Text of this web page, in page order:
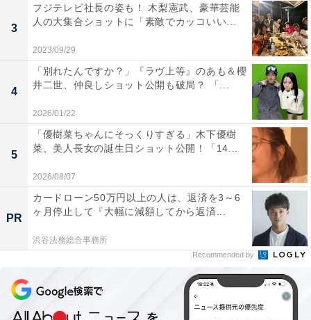
3
フジテレビ社長の姿も！ 木梨憲武、豪華芸能
人の大集合ショットに「素敵でカッコいい...
2023/09/29
4
「別れたんですか？」『ラヴ上等』のあも＆櫻
井二世、仲良しショット公開も破局？ 「...
2026/01/22
5
「優樹菜ちゃんにそっくりすぎる」木下優樹
菜、美人長女の誕生日ショット公開！「14...
2026/08/07
PR
カードローン50万円以上の人は、返済を3～6
ヶ月停止して『大幅に減額してから返済...
渋谷法務総合事務所
Recommended by